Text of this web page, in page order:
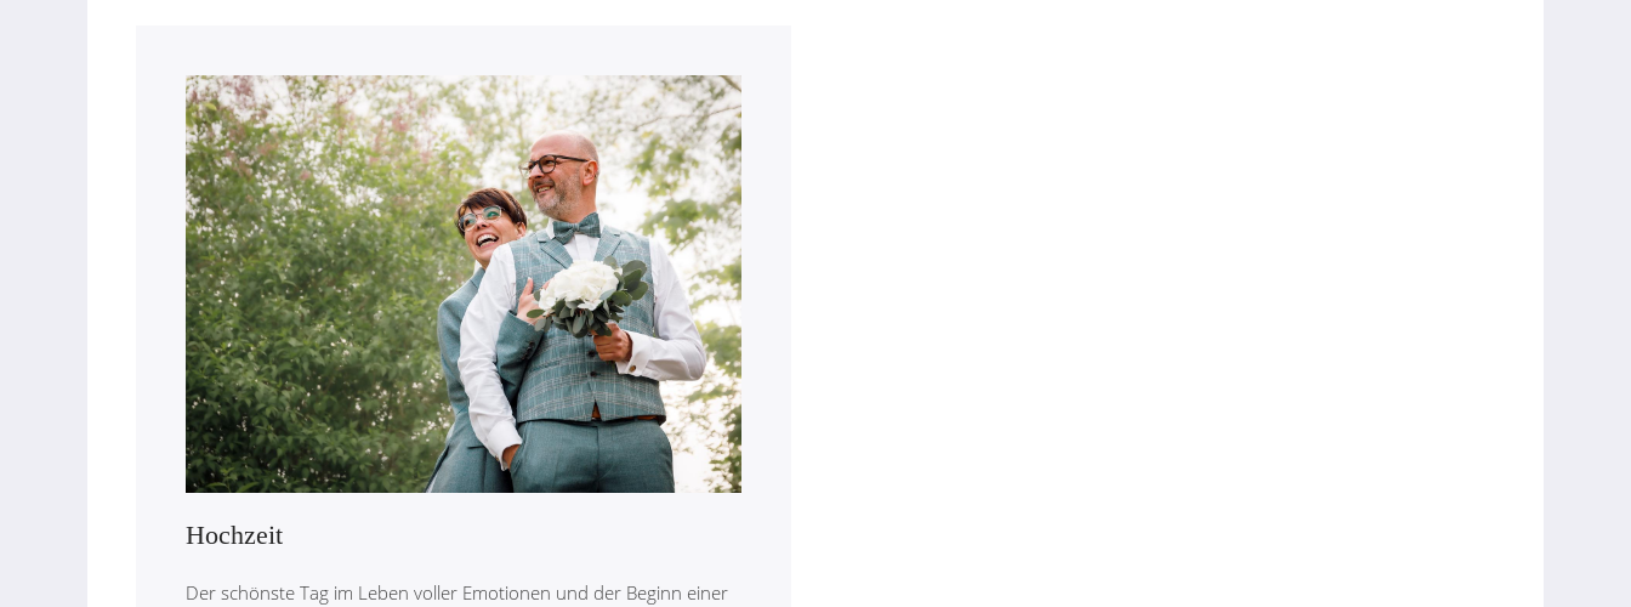
Hochzeit
Der schönste Tag im Leben voller Emotionen und der Beginn einer